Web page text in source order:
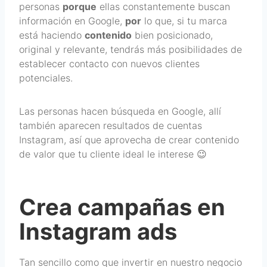
personas porque ellas constantemente buscan
información en Google, por lo que, si tu marca
está haciendo contenido bien posicionado,
original y relevante, tendrás más posibilidades de
establecer contacto con nuevos clientes
potenciales.
Las personas hacen búsqueda en Google, allí
también aparecen resultados de cuentas
Instagram, así que aprovecha de crear contenido
de valor que tu cliente ideal le interese 😉
Crea campañas en
Instagram ads
Tan sencillo como que invertir en nuestro negocio